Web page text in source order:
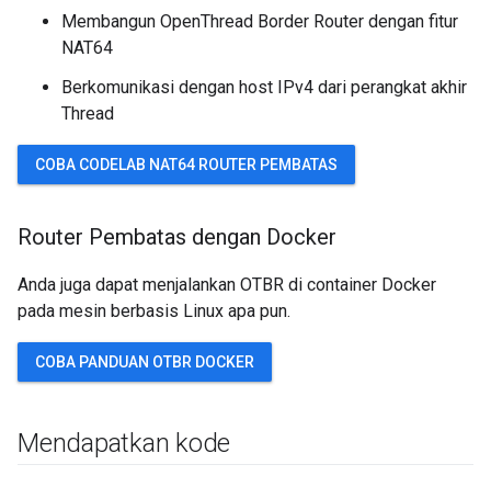
Membangun OpenThread Border Router dengan fitur
NAT64
Berkomunikasi dengan host IPv4 dari perangkat akhir
Thread
COBA CODELAB NAT64 ROUTER PEMBATAS
Router Pembatas dengan Docker
Anda juga dapat menjalankan OTBR di container Docker
pada mesin berbasis Linux apa pun.
COBA PANDUAN OTBR DOCKER
Mendapatkan kode